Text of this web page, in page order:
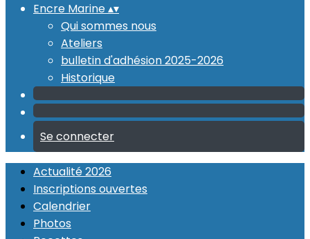
Encre Marine▴▾
Qui sommes nous
Ateliers
bulletin d'adhésion 2025-2026
Historique
Se connecter
Actualité 2026
Inscriptions ouvertes
Calendrier
Photos